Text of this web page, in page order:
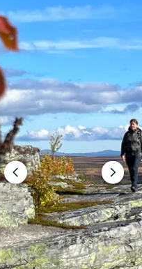
Forrige
slide
Næste
slide